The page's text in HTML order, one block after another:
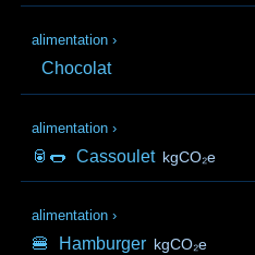
alimentation ›
Chocolat
alimentation ›
🥫🌭 Cassoulet kgCO₂e
alimentation ›
🍔 Hamburger kgCO₂e